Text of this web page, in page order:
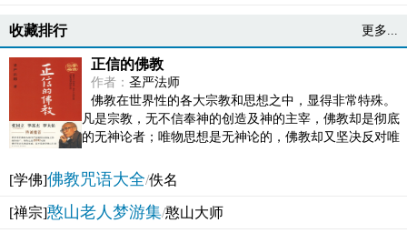
收藏排行 更多...
正信的佛教
作者： 圣严法师
佛教在世界性的各大宗教和思想之中，显得非常特殊。
凡是宗教，无不信奉神的创造及神的主宰，佛教却是彻底
的无神论者；唯物思想是无神论的，佛教却又坚决反对唯
[学佛]佛教咒语大全/佚名
[禅宗]憨山老人梦游集/憨山大师